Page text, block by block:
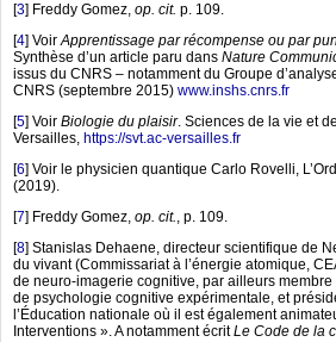
[3] Freddy Gomez, op. cit. p. 109.
[4] VoirApprentissage par récompense ou par
Synthèse d’un article paru dans Nature
issus du CNRS – notamment du Groupe
CNRS (septembre 2015) www.inshs.cnrs.fr
[5] Voir Biologie du plaisir. Sciences de la vie et
Versailles, https://svt.ac-versailles.fr
[6] Voir le physicien quantique Carlo Rovelli,
(2019).
[7] Freddy Gomez, op. cit., p. 109.
[8] Stanislas Dehaene, directeur scientifique de
du vivant (Commissariat à l’énergie atomique,
de neuro-imagerie cognitive, par ailleurs
de psychologie cognitive expérimentale, et
l’Éducation nationale où il est également
Interventions ». A notamment écritLe Code de la